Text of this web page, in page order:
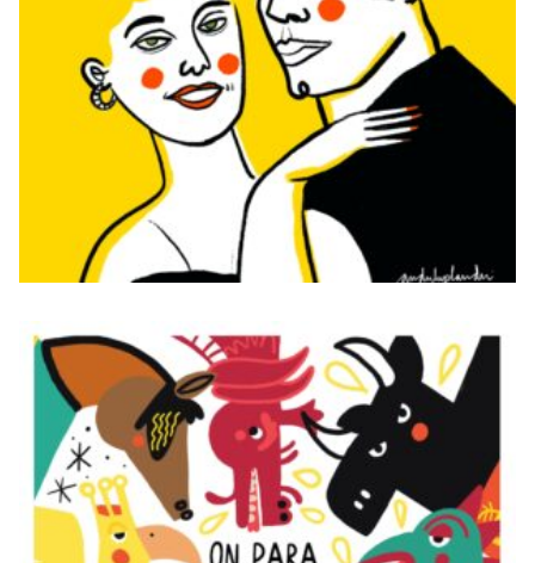
€20,00
ON PARA
L’AMPARITO?